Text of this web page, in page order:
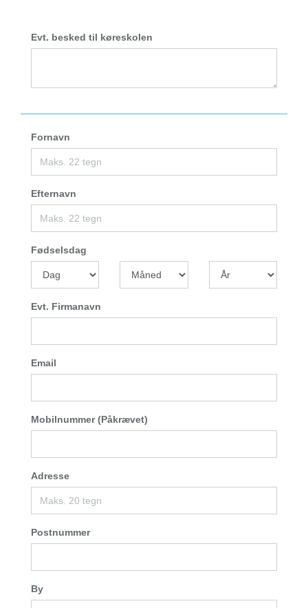
Evt. besked til køreskolen
Fornavn
Efternavn
Fødselsdag
Evt. Firmanavn
Email
Mobilnummer (Påkrævet)
Adresse
Postnummer
By